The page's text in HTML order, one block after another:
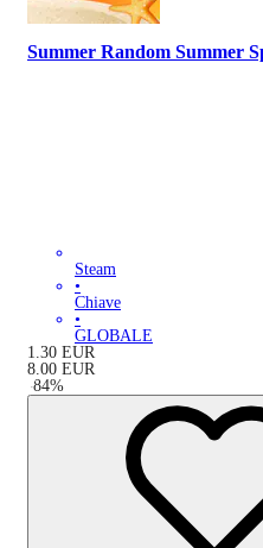
Summer Random Summer
Steam
•
Chiave
•
GLOBALE
1.30 EUR
8.00 EUR
-84%